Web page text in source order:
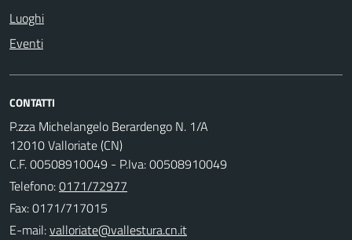
Luoghi
Eventi
CONTATTI
P.zza Michelangelo Berardengo N. 1/A
12010 Valloriate (CN)
C.F. 00508910049 - P.Iva: 00508910049
Telefono:0171/72977
Fax: 0171/717015
E-mail: